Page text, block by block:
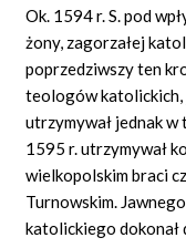
Ok. 1594 r. S. pod
żony, zagorzałej
poprzedziwszy ten
teologów katolickich,
utrzymywał jednak w
1595 r. utrzymywał
wielkopolskim braci
Turnowskim.
katolickiego dokonał